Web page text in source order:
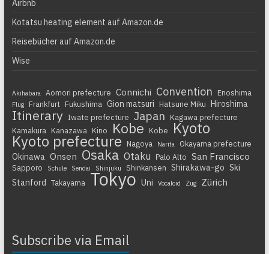
Airbnb
Kotatsu heating element auf Amazon.de
Reisebücher auf Amazon.de
Wise
Akihabara Aomori prefecture Connichi Convention Enoshima
Flug Frankfurt Fukushima Gion matsuri Hatsune Miku Hiroshima
Itinerary Iwate prefecture Japan
Kagawa prefecture
Kamakura
Kanazawa Kino Kobe Kobe Kyoto
Kyoto prefecture Nagoya Narita Okayama prefecture
Okinawa Onsen Osaka Otaku Palo Alto San Francisco
Sapporo Schule Sendai Shinjuku Shinkansen Shirakawa-go Ski
Stanford Takayama Tokyo Uni Vocaloid Zug Zürich
Subscribe via Email